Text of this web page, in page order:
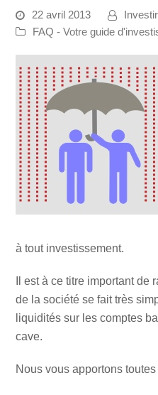
22 avril 2013
FAQ - Votre guide
à tout investissement.
Il est à ce titre important
de la société se fait très
liquidités sur les comptes
cave.
Nous vous apportons